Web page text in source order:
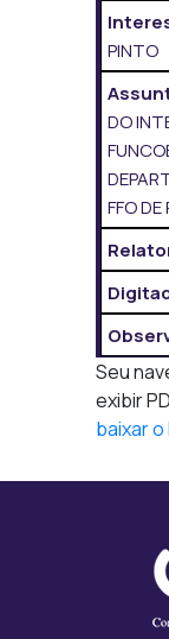
PINTO
DO
FFO DE
Seu
exibir
baixar o